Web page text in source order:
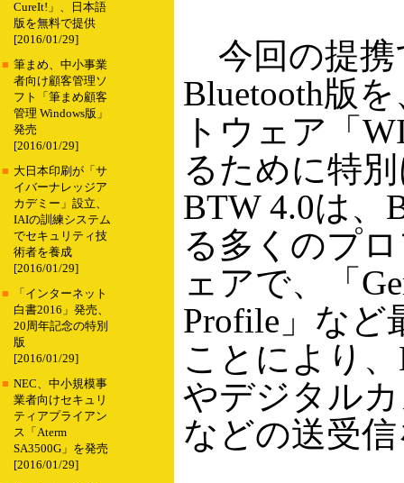
CureIt!」、日本語
版を無料で提供
[2016/01/29]
■ 筆まめ、中小事業
者向け顧客管理ソ
フト「筆まめ顧客
管理 Windows版」
発売
[2016/01/29]
■ 大日本印刷が「サ
イバーナレッジア
カデミー」設立、
IAIの訓練システム
でセキュリティ技
術者を養成
[2016/01/29]
■
「インターネット
白書2016」発売、
20周年記念の特別
版
[2016/01/29]
■ NEC、中小規模事
業者向けセキュリ
ティアプライアン
ス「Aterm
SA3500G」を発売
[2016/01/29]
今回の提携
Bluetooth版
トウェア「
るために特
BTW 4.0は、
る多くのプ
ェアで、「
Profile」など
ことにより
やデジタル
などの送受